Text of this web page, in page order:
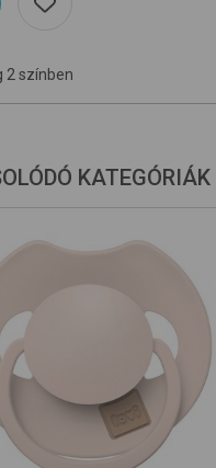
2 színben
KATEGÓRIÁK